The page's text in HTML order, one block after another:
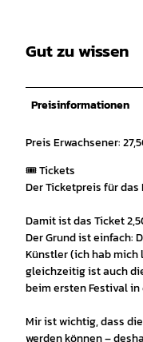
Gut zu wissen
Preisinformationen
Preis Erwachsener:
🎟️ Tickets
Der Ticketpreis für das
Damit ist das Ticket
Der Grund ist einfach:
Künstler (ich hab
gleichzeitig ist auch
beim ersten Festival
Mir ist wichtig, dass
werden können –